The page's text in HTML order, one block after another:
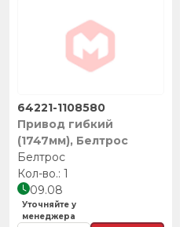
Привод гибкий
(1747мм), Белтрос
64221-1108580
Белтрос
1
09.08
Уточняйте у
менеджера